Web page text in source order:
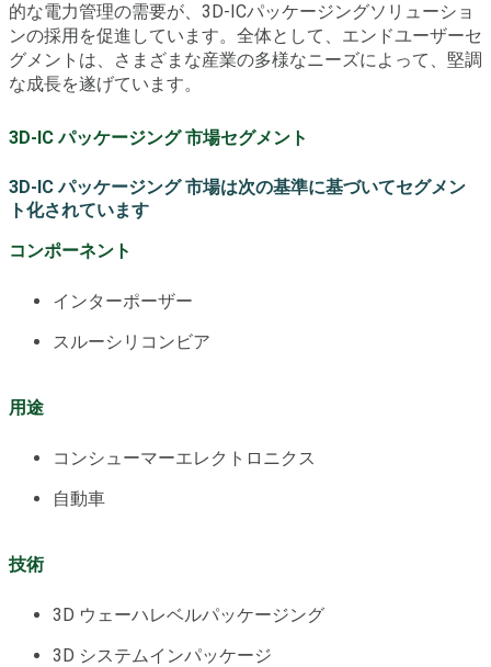
的な電力管理の需要が、3D-ICパッケージングソリューショ
ンの採用を促進しています。全体として、エンドユーザーセ
グメントは、さまざまな産業の多様なニーズによって、堅調
な成長を遂げています。
3D-IC パッケージング 市場セグメント
3D-IC パッケージング 市場は次の基準に基づいてセグメン
ト化されています
コンポーネント
インターポーザー
スルーシリコンビア
用途
コンシューマーエレクトロニクス
自動車
技術
3D ウェーハレベルパッケージング
3D システムインパッケージ